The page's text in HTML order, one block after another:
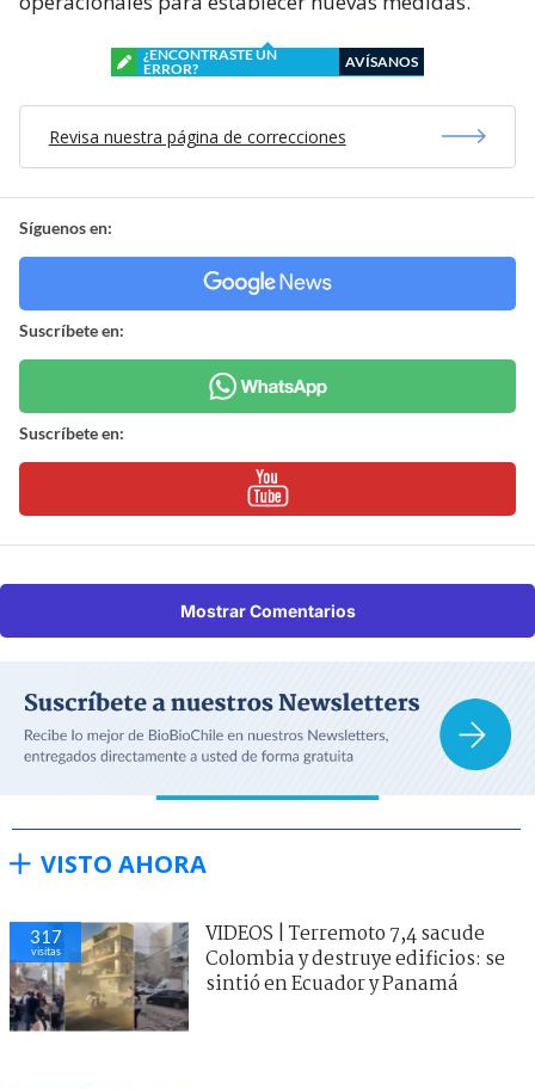
¿ENCONTRASTE UN
ERROR?
AVÍSANOS
Revisa nuestra página de correcciones
Síguenos en:
Suscríbete en:
Suscríbete en:
Mostrar Comentarios
VISTO AHORA
317
visitas
VIDEOS | Terremoto 7,4 sacude
Colombia y destruye edificios: se
sintió en Ecuador y Panamá